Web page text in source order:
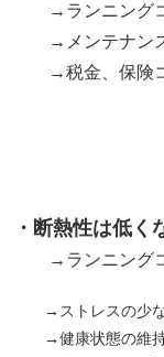
→ランニング
→メンテナンス
→税金、保険
・断熱性は低く
→ランニングコ
→ストレスの少な
→健康状態の維持